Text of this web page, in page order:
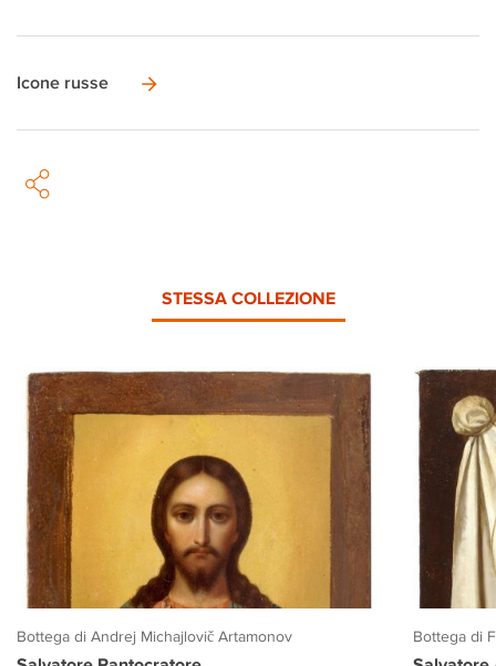
Icone russe
STESSA COLLEZIONE
Bottega di Andrej Michajlovič Artamonov Bottega di